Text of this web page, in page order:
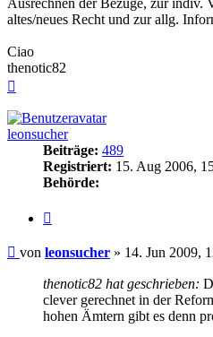
Ausrechnen der Bezüge, zur indiv.
altes/neues Recht und zur allg.
Ciao
thenotic82
leonsucher
Beiträge: 489
Registriert: 15. Aug 2006,
Behörde:
Beitrag
von leonsucher » 14. Jun 2009,
thenotic82 hat geschrieben:
clever gerechnet in der
hohen Ämtern gibt es denn